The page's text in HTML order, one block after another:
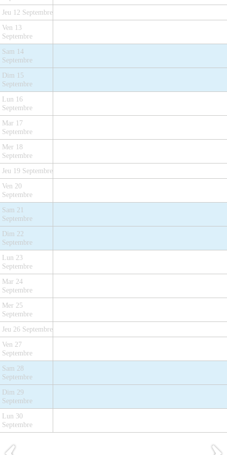
Jeu 12 Septembre
Ven 13
Septembre
Sam 14
Septembre
Dim 15
Septembre
Lun 16
Septembre
Mar 17
Septembre
Mer 18
Septembre
Jeu 19 Septembre
Ven 20
Septembre
Sam 21
Septembre
Dim 22
Septembre
Lun 23
Septembre
Mar 24
Septembre
Mer 25
Septembre
Jeu 26 Septembre
Ven 27
Septembre
Sam 28
Septembre
Dim 29
Septembre
Lun 30
Septembre